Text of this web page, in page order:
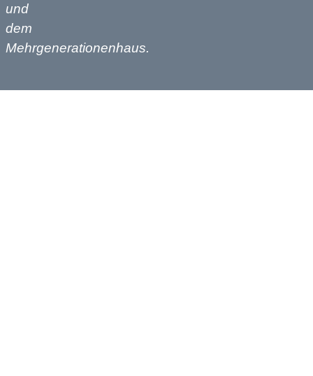
und
dem
Mehrgenerationenhaus.